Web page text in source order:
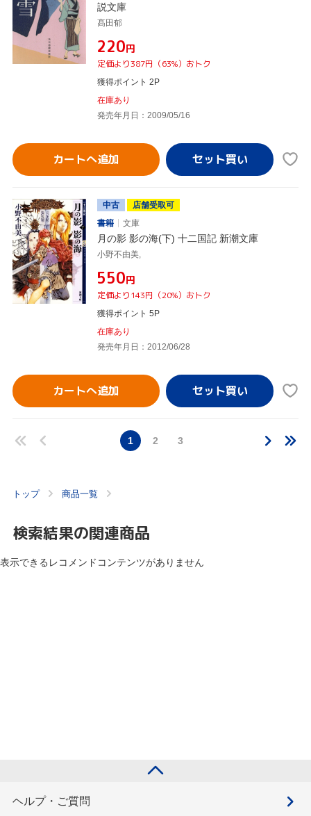
説文庫
髙田郁
¥220円
定価より387円（63%）おトク
獲得ポイント 2P
在庫あり
発売年月日：2009/05/16
カートへ追加
中古
店舗受取可
書籍
文庫
月の影 影の海(下) 十二国記 新潮文庫
小野不由美,
¥550円
定価より143円（20%）おトク
獲得ポイント 5P
在庫あり
発売年月日：2012/06/28
カートへ追加
1 2 3
トップ 商品一覧
検索結果の関連商品
表示できるレコメンドコンテンツがありません
ヘルプ・ご質問